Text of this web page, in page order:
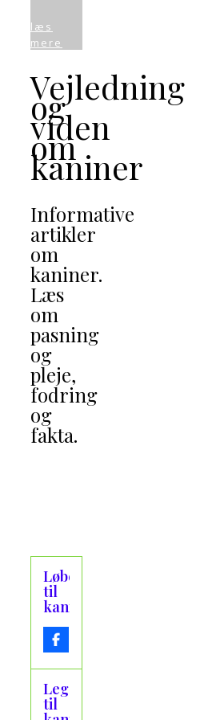
læs
mere
Vejledning
og
viden
om
kaniner
Informative
artikler
om
kaniner.
Læs
om
pasning
og
pleje,
fodring
og
fakta.
Løbegård
til
kaniner
Legetøj
til